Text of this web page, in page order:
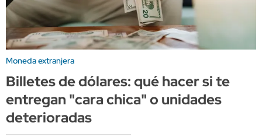
Moneda extranjera
Billetes de dólares: qué hacer si te
entregan "cara chica" o unidades
deterioradas